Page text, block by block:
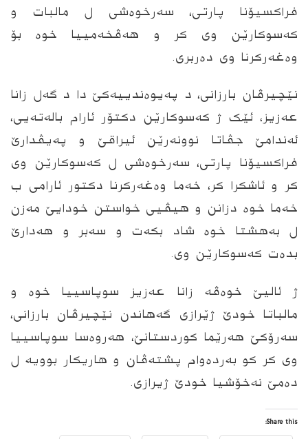
فراکسیۆنا پارتی، سەرخوەشی ل مالبات و
کەسوکارێن وی کر و ھەڤخەمییا خوە بۆ
وەغەرکرنا وی دەربری.
نێچیرڤان بارزانی، د پەیوەندییەکێ دا د گەل زانا
عەزیز، ئێک ژ کەسوکارێن دکتۆر ئارام بالەتەیی،
ئەندامێ جڤاتا نوونەرێن ئیراقێ و پەیڤدارێ
فراکسیۆنا پارتی، سەرخوەشی ل کەسوکارێن وی
کر و ئاشکرا کر، خەما وەغەرکرنا دکتور ئارامی ب
خەما خوە دزانن و ھیڤیی خواستن خودایێ مەزن
ل بەھشتا خوە شاد بکەت و سەبر و ھەدارێ
بدەت کەسوکارێن وی.
ژ ئالیێ خوەڤە زانا عەزیز سوپاسییا خوە و
مالباتا خودێ ژێرازی گەھاندن نێچیرڤان بارزانی،
سەرۆکێ ھەرێما کوردستانێ، ھەروەسا سوپاسییا
وی کر کو بەردەوام پشتەڤان و ھاریکار بوویە ل
دەمێ نەخۆشیا خودێ ژیرازی.
Share this: